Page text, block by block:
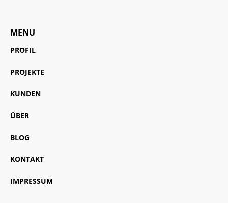
MENU
PROFIL
PROJEKTE
KUNDEN
ÜBER
BLOG
KONTAKT
IMPRESSUM